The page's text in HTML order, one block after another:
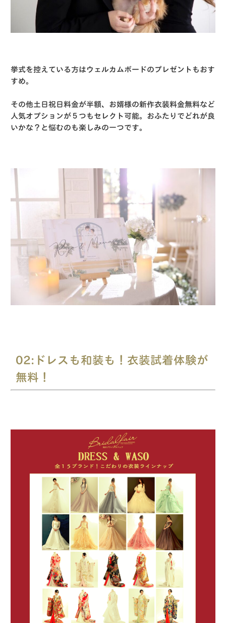
挙式を控えている方はウェルカムボードのプレゼントもおす
すめ。
その他土日祝日料金が半額、お婿様の新作衣装料金無料など
人気オプションが５つもセレクト可能。おふたりでどれが良
いかな？と悩むのも楽しみの一つです。
02:ドレスも和装も！衣装試着体験が
無料！